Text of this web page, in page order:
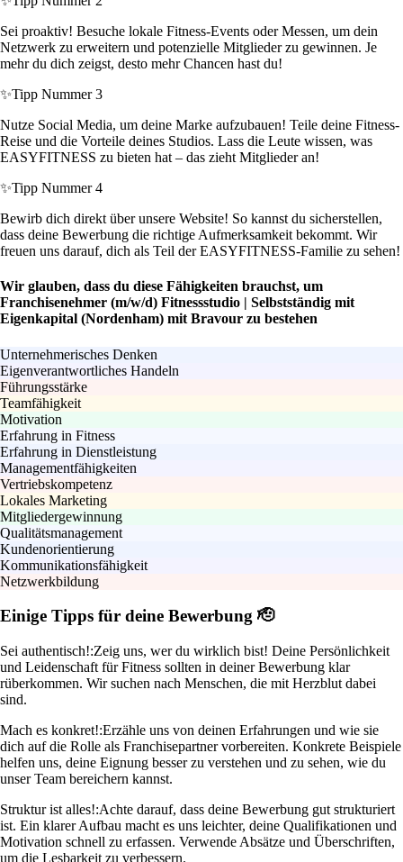
Sei proaktiv! Besuche lokale Fitness-Events oder Messen, um dein
Netzwerk zu erweitern und potenzielle Mitglieder zu gewinnen. Je
mehr du dich zeigst, desto mehr Chancen hast du!
✨Tipp Nummer 3
Nutze Social Media, um deine Marke aufzubauen! Teile deine Fitness-
Reise und die Vorteile deines Studios. Lass die Leute wissen, was
EASYFITNESS zu bieten hat – das zieht Mitglieder an!
✨Tipp Nummer 4
Bewirb dich direkt über unsere Website! So kannst du sicherstellen,
dass deine Bewerbung die richtige Aufmerksamkeit bekommt. Wir
freuen uns darauf, dich als Teil der EASYFITNESS-Familie zu sehen!
Wir glauben, dass du diese Fähigkeiten brauchst, um
Franchisenehmer (m/w/d) Fitnessstudio | Selbstständig mit
Eigenkapital (Nordenham) mit Bravour zu bestehen
Unternehmerisches Denken
Eigenverantwortliches Handeln
Führungsstärke
Teamfähigkeit
Motivation
Erfahrung in Fitness
Erfahrung in Dienstleistung
Managementfähigkeiten
Vertriebskompetenz
Lokales Marketing
Mitgliedergewinnung
Qualitätsmanagement
Kundenorientierung
Kommunikationsfähigkeit
Netzwerkbildung
Einige Tipps für deine Bewerbung 🫡
Sei authentisch!:Zeig uns, wer du wirklich bist! Deine Persönlichkeit
und Leidenschaft für Fitness sollten in deiner Bewerbung klar
rüberkommen. Wir suchen nach Menschen, die mit Herzblut dabei
sind.
Mach es konkret!:Erzähle uns von deinen Erfahrungen und wie sie
dich auf die Rolle als Franchisepartner vorbereiten. Konkrete Beispiele
helfen uns, deine Eignung besser zu verstehen und zu sehen, wie du
unser Team bereichern kannst.
Struktur ist alles!:Achte darauf, dass deine Bewerbung gut strukturiert
ist. Ein klarer Aufbau macht es uns leichter, deine Qualifikationen und
Motivation schnell zu erfassen. Verwende Absätze und Überschriften,
um die Lesbarkeit zu verbessern.